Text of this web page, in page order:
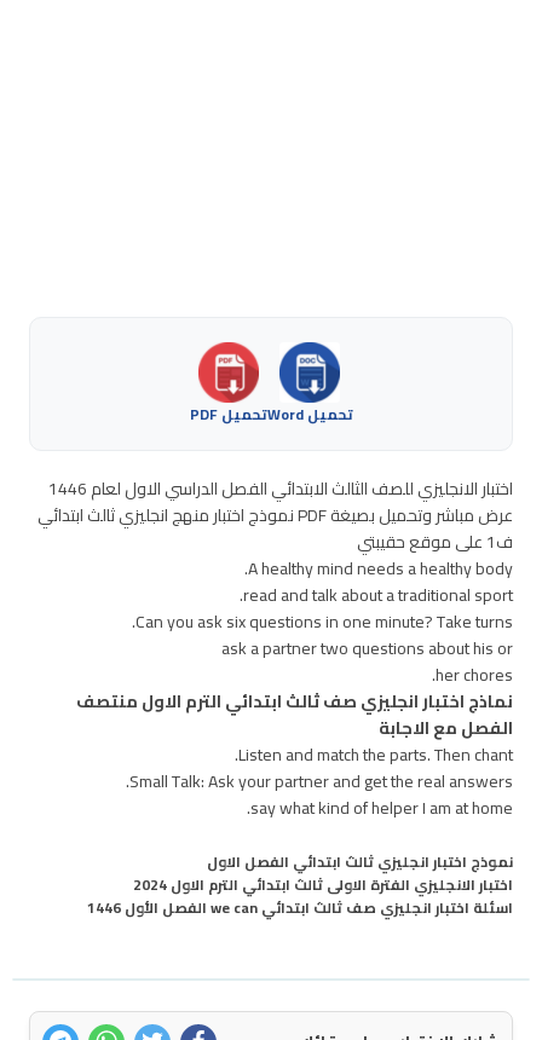
تحميل Word تحميل PDF
اختبار الانجليزي للصف الثالث الابتدائي الفصل الدراسي الاول لعام 1446
عرض مباشر وتحميل بصيغة PDF نموذج اختبار منهج انجليزي ثالث ابتدائي
ف1 على موقع حقيبتي
A healthy mind needs a healthy body.
read and talk about a traditional sport.
Can you ask six questions in one minute? Take turns.
ask a partner two questions about his or
her chores.
نماذج اختبار انجليزي صف ثالث ابتدائي الترم الاول منتصف
الفصل مع الاجابة
Listen and match the parts. Then chant.
Small Talk: Ask your partner and get the real answers.
say what kind of helper I am at home.
نموذج اختبار انجليزي ثالث ابتدائي الفصل الاول
اختبار الانجليزي الفترة الاولى ثالث ابتدائي الترم الاول 2024
اسئلة اختبار انجليزي صف ثالث ابتدائي we can الفصل الأول 1446